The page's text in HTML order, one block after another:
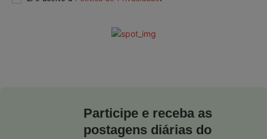
Participe e receba as
postagens diárias do